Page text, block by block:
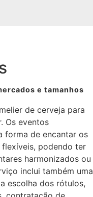
e tamanhos
de cerveja para
Os eventos
forma de encantar os
podendo ter
harmonizados ou
inclui também uma
escolha dos rótulos,